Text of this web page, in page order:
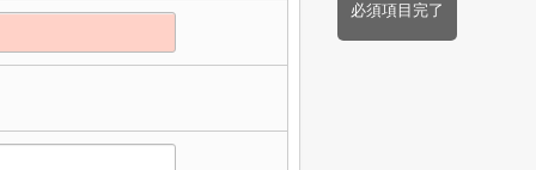
必須項目完了